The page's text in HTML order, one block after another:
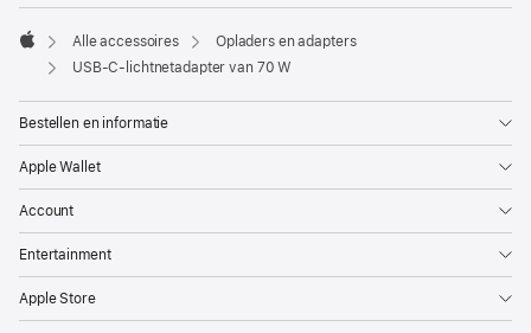
Apple
Alle accessoires
Opladers en adapters
USB‑C-lichtnetadapter van 70 W
Bestellen en informatie
Apple Wallet
Account
Entertainment
Apple Store